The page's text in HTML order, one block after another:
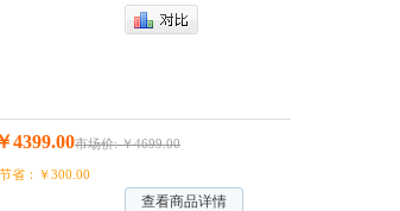
4399.00市场价: ￥4699.00
节省：￥300.00
查看商品详情